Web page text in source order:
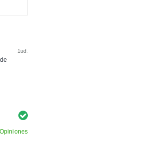
1ud.